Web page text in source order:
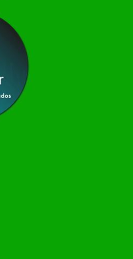
iniciativas para o setor. O
Rio…